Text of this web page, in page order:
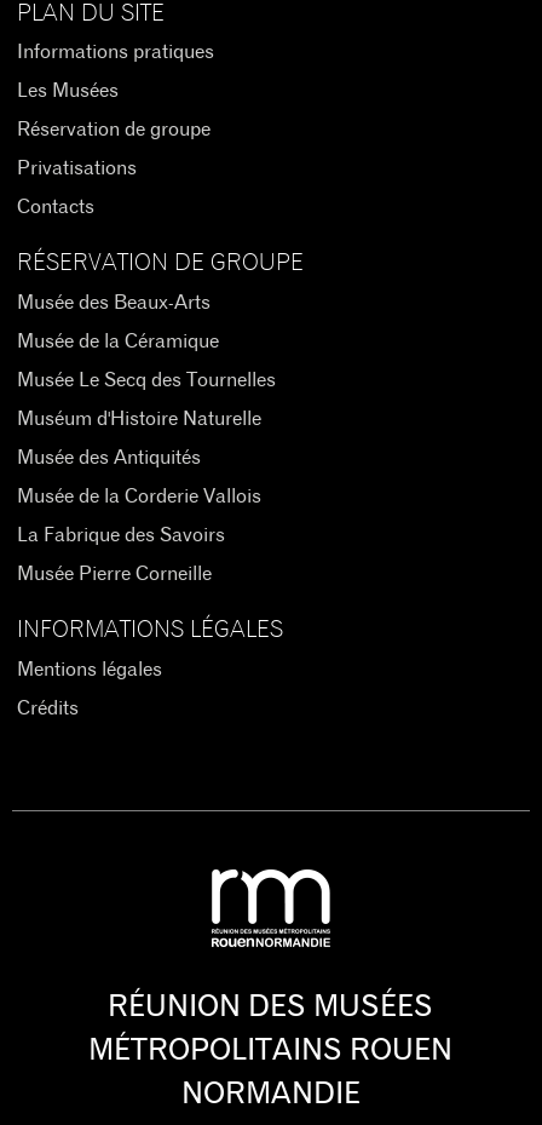
PLAN DU SITE
Informations pratiques
Les Musées
Réservation de groupe
Privatisations
Contacts
RÉSERVATION DE GROUPE
Musée des Beaux-Arts
Musée de la Céramique
Musée Le Secq des Tournelles
Muséum d'Histoire Naturelle
Musée des Antiquités
Musée de la Corderie Vallois
La Fabrique des Savoirs
Musée Pierre Corneille
INFORMATIONS LÉGALES
Mentions légales
Crédits
RÉUNION DES MUSÉES
MÉTROPOLITAINS ROUEN
NORMANDIE